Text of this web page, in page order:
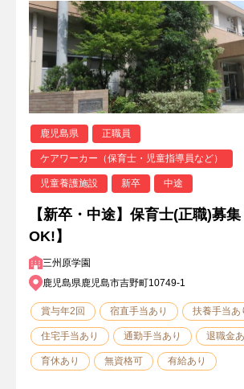
鹿児島県 正職員
ケアワーカー（保育士・児童指導員など）
児童養護施設 新卒 中途
【新卒・中途】保育士(正職)募
OK!】
三州原学園
鹿児島県鹿児島市吉野町10749-1
賞与年2回 宿直手当あり 扶養手当あ
住宅手当あり 通勤手当あり 退職金
育休あり 無資格可 有給あり